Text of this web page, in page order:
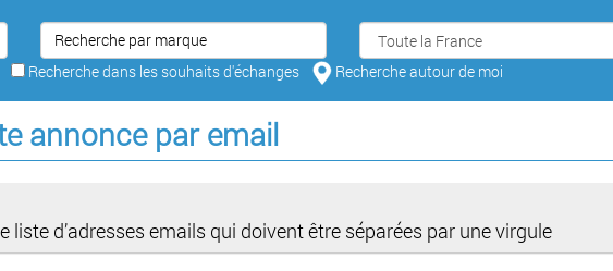
Recherche dans les souhaits d'échanges Recherche autour de moi
annonce par email
liste d’adresses emails qui doivent être séparées par une virgule